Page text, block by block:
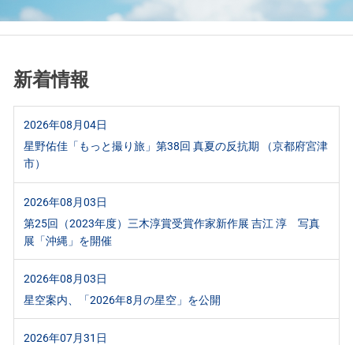
新着情報
2026年08月04日
星野佑佳「もっと撮り旅」第38回 真夏の反抗期 （京都府宮津
市）
2026年08月03日
第25回（2023年度）三木淳賞受賞作家新作展 吉江 淳 写真
展「沖縄」を開催
2026年08月03日
星空案内、「2026年8月の星空」を公開
2026年07月31日